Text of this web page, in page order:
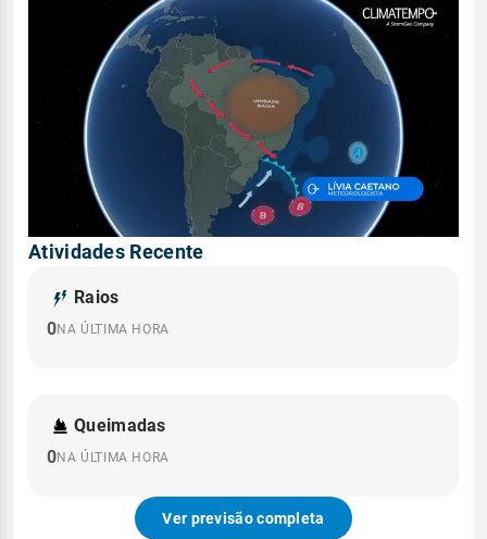
Atividades Recente
Raios
0NA ÚLTIMA HORA
Queimadas
0NA ÚLTIMA HORA
Ver previsão completa